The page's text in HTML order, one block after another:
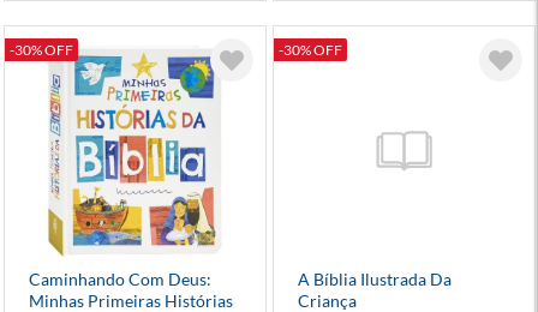
-30% OFF
Caminhando Com Deus:
Minhas Primeiras Histórias
-30% OFF
A Bíblia Ilustrada Da
Criança